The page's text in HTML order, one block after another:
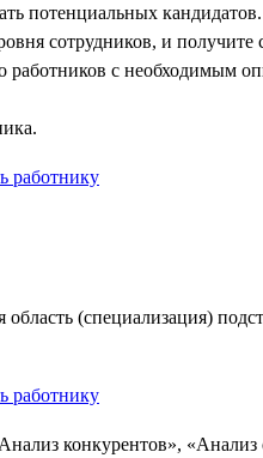
потенциальных кандидатов.
сотрудников, и
работников с необходимым
(специализация)
конкурентов», «Анализ